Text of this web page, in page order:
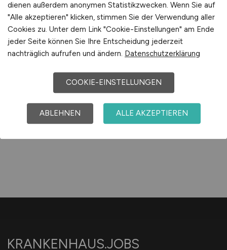
Nephrocare Püttlingen GmbH Medizinisches
Versorgungszentrum
01.08.2026
1
KRANKENHAUS.JOBS
dienen außerdem anonymen Statistikzwecken. Wenn Sie auf
"Alle akzeptieren" klicken, stimmen Sie der Verwendung aller
Cookies zu. Unter dem Link "Cookie-Einstellungen" am Ende
jeder Seite können Sie Ihre Entscheidung jederzeit
nachträglich aufrufen und ändern. Datenschutzerklärung
COOKIE-EINSTELLUNGEN
ABLEHNEN ALLE AKZEPTIEREN